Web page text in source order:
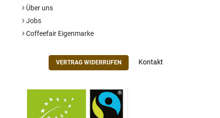
Über uns
Jobs
Coffeefair Eigenmarke
VERTRAG WIDERRUFEN Kontakt